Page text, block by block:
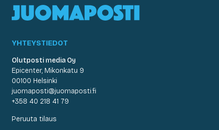
YHTEYSTIEDOT
Olutposti media Oy
Epicenter, Mikonkatu 9
00100 Helsinki
juomaposti@juomaposti.fi
+358 40 218 41 79
Peruuta tilaus